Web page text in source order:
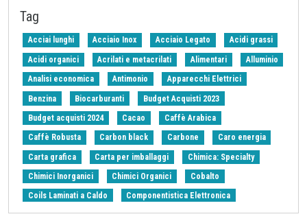
Tariffe sulle importazioni
Tag
Acciai lunghi Acciaio Inox Acciaio Legato Acidi grassi
Acidi organici Acrilati e metacrilati Alimentari Alluminio
Analisi economica Antimonio Apparecchi Elettrici
Benzina Biocarburanti Budget Acquisti 2023
Budget acquisti 2024 Cacao Caffè Arabica
Caffè Robusta Carbon black Carbone Caro energia
Carta grafica Carta per imballaggi Chimica: Specialty
Chimici Inorganici Chimici Organici Cobalto
Coils Laminati a Caldo Componentistica Elettronica
Copolimeri di ABS Copolimeri di SAN Cotone